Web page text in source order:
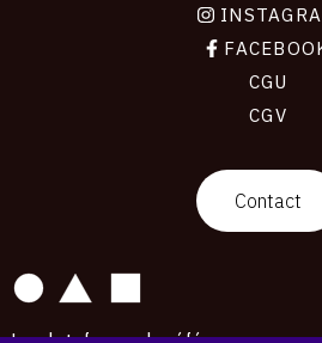
CGU
CGV
Contact